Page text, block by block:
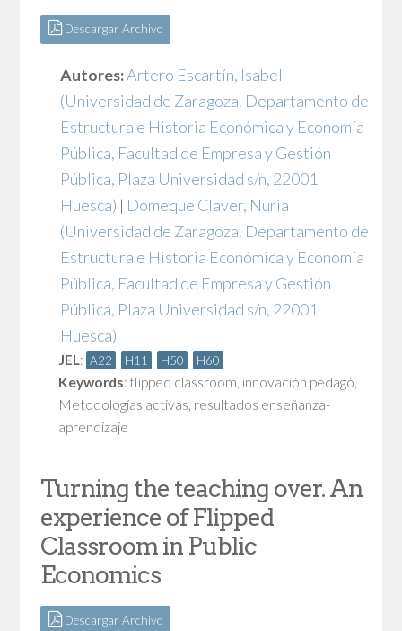
Descargar Archivo
Autores:Artero Escartín, Isabel
(Universidad de Zaragoza. Departamento de
Estructura e Historia Económica y Economía
Pública, Facultad de Empresa y Gestión
Pública, Plaza Universidad s/n, 22001
Huesca) | Domeque Claver, Nuria
(Universidad de Zaragoza. Departamento de
Estructura e Historia Económica y Economía
Pública, Facultad de Empresa y Gestión
Pública, Plaza Universidad s/n, 22001
Huesca)
JEL: A22 H11 H50 H60
Keywords: flipped classroom, innovación pedagó,
Metodologías activas, resultados enseñanza-
aprendizaje
Turning the teaching over. An
experience of Flipped
Classroom in Public
Economics
Descargar Archivo